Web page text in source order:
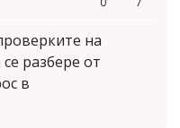
на
разбере от
в